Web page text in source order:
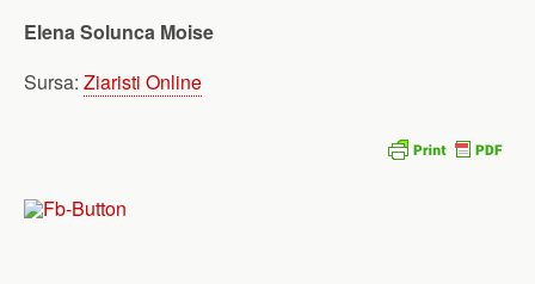
Elena Solunca Moise
Sursa: Ziaristi Online